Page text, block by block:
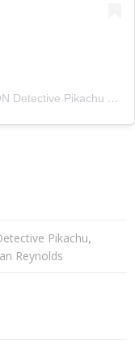
Una publicación compartida por POKÉMON Detective Pikachu (@detectivepikachumovie)
Pikachu,
Reynolds